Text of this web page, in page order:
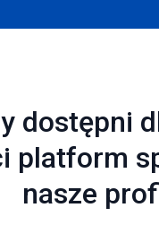
dostępni
platform
nasze